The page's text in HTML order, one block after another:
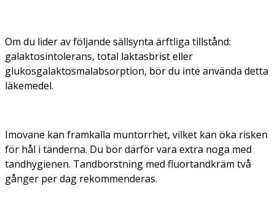
Om du lider av följande sällsynta ärftliga tillstånd:
galaktosintolerans, total laktasbrist eller
glukosgalaktosmalabsorption, bör du inte använda detta
läkemedel.
Imovane kan framkalla muntorrhet, vilket kan öka risken
för hål i tänderna. Du bör därför vara extra noga med
tandhygienen. Tandborstning med fluortandkräm två
gånger per dag rekommenderas.